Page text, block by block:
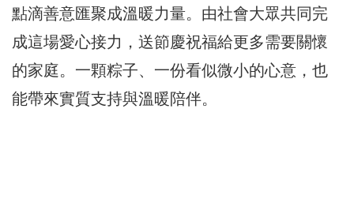
點滴善意匯聚成溫暖力量。由社會大眾共同完
成這場愛心接力，送節慶祝福給更多需要關懷
的家庭。一顆粽子、一份看似微小的心意，也
能帶來實質支持與溫暖陪伴。